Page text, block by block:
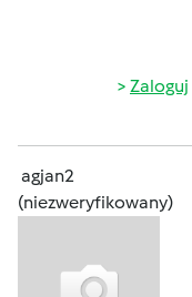
Zaloguj
agjan2
(niezweryfikowany)